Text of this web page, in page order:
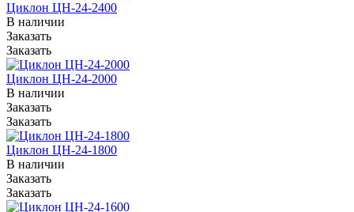
Циклон ЦН-24-2400
В наличии
Заказать
Заказать
Циклон ЦН-24-2000
В наличии
Заказать
Заказать
Циклон ЦН-24-1800
В наличии
Заказать
Заказать